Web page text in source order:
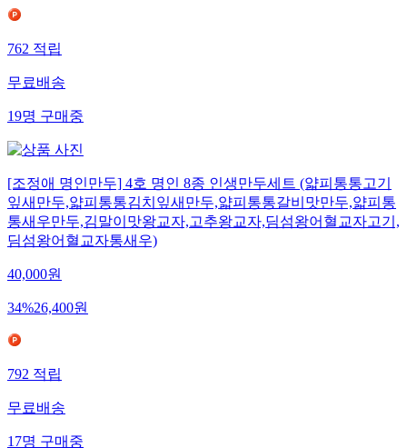
762적립
무료배송
19명구매중
[조정애 명인만두] 4호 명인 8종 인생만두세트 (얇피통통고기
잎새만두,얇피통통김치잎새만두,얇피통통갈비맛만두,얇피통
통새우만두,김말이맛왕교자,고추왕교자,딤섬왕어혈교자고기,
딤섬왕어혈교자통새우)
40,000원
34%26,400원
792적립
무료배송